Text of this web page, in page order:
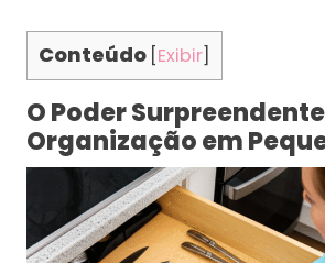
Conteúdo [Exibir]
O Poder
Organização em